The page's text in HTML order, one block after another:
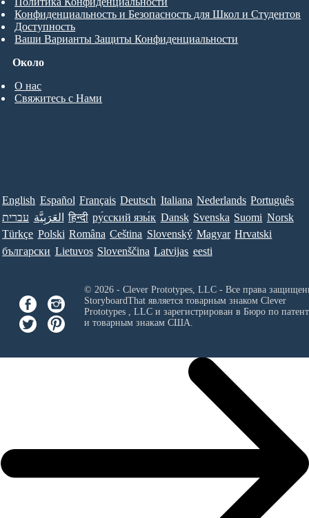
Около
О нас
Свяжитесь с Нами
Конфиденциальность и Безопасность для Школ и Студентов
Доступность
Ваши Варианты Защиты Конфиденциальности
English Español Français Deutsch Italiana Nederlands Português
עברית العَرَبِيَّة हिन्दी ру́сский язы́к Dansk Svenska Suomi Norsk
Türkçe Polski Româna Ceština Slovenský Magyar Hrvatski
български Lietuvos Slovenščina Latvijas eesti
© 2026 - Clever Prototypes, LLC - Все права
StoryboardThat является товарным знаком Clever
Prototypes , LLCи зарегистрирован в Бюро по
и товарным знакам США.